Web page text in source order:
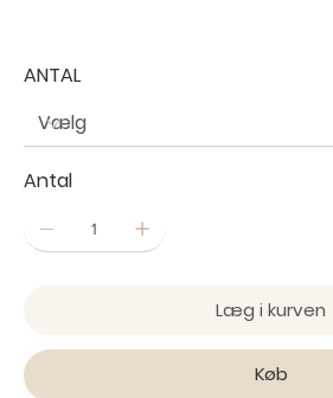
ANTAL
Antal
Læg i kurven
Køb